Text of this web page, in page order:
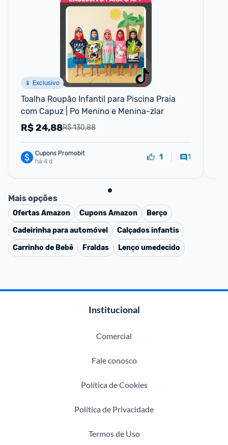
📱 Exclusivo
Toalha Roupão Infantil para Piscina Praia
com Capuz | Po Menino e Menina-zlar
R$ 130,88
R$24,88
Cupons Promobit
há 4 d
1 1
Mais opções
OfertasAmazon CuponsAmazon
Berço
Cadeirinha para automóvel
Calçados infantis
Carrinho de Bebê
Fraldas Lenço umedecido
Institucional
Comercial
Fale conosco
Política de Cookies
Política de Privacidade
Termos de Uso